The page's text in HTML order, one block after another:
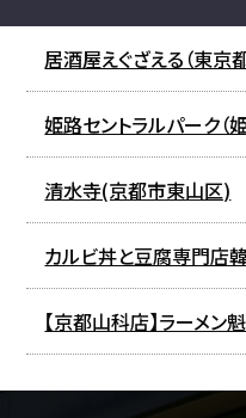
居酒屋えぐざえる（東京都
姫路セントラルパーク（
清水寺(京都市東山区)
カルビ丼と豆腐専門店
【京都山科店】ラーメン